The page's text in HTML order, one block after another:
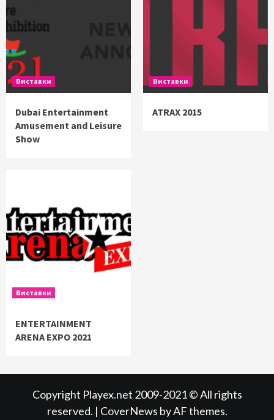
Виставки
Dubai Entertainment
Amusement and Leisure
Show
Виставки
ATRAX 2015
Виставки
ENTERTAINMENT
ARENA EXPO 2021
Copyright Playex.net 2009-2021 © All rights
reserved. | CoverNews by AF themes.